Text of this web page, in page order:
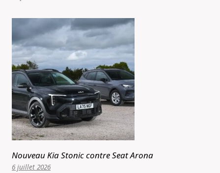
Nouveau Kia Stonic contre Seat Arona
6 juillet 2026